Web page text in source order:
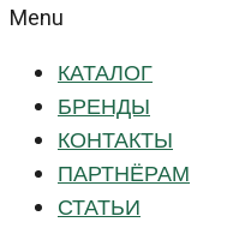
Menu
КАТАЛОГ
БРЕНДЫ
КОНТАКТЫ
ПАРТНЁРАМ
СТАТЬИ